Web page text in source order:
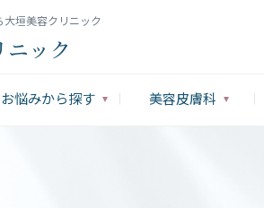
垣美容クリニック
お悩みから探す 美容皮膚科